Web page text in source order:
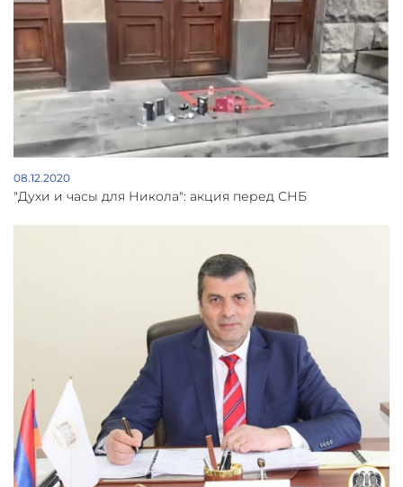
08.12.2020
"Духи и часы для Никола": акция перед СНБ